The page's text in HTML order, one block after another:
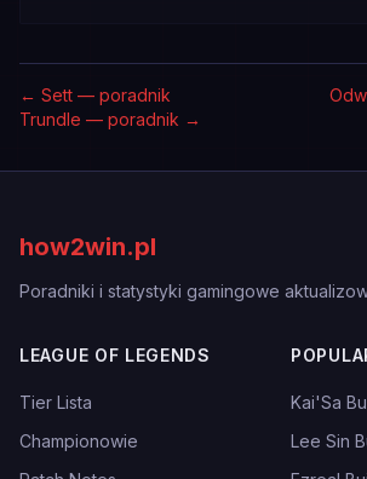
← Sett — poradnik
Trundle — poradnik →
how2win.pl
Poradniki i statystyki gamingowe
LEAGUE OF LEGENDS
Tier Lista
Championowie
Kai'Sa
Lee Sin